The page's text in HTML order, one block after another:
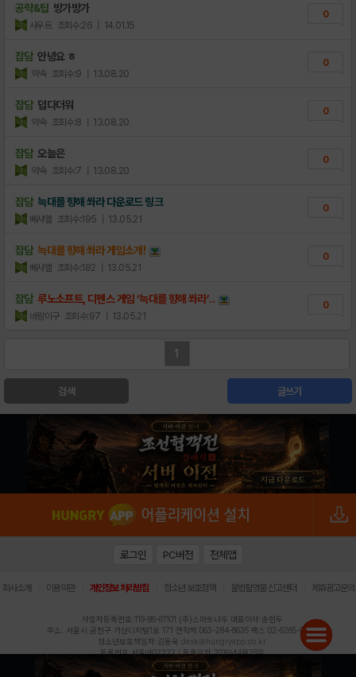
공략&팁 방가방가
사우트 조회수:26 | 14.01.15
0
잡담 안녕요 ㅎ
약속 조회수:9 | 13.08.20
0
잡담 덥다더워
약속 조회수:8 | 13.08.20
0
잡담 오늘은
약속 조회수:7 | 13.08.20
0
잡담 늑대를 향해 쏴라 다운로드 링크
베샤엘 조회수:195 | 13.05.21
0
잡담 늑대를 향해 쏴라 게임소개!
베샤엘 조회수:182 | 13.05.21
0
잡담 루노소프트, 디펜스 게임 ‘늑대를 향해 쏴라’..
바람이구 조회수:97 | 13.05.21
0
1
검색 글쓰기
로그인 PC버전 전체앱
회사소개 이용약관 개인정보 처리방침 청소년 보호정책 불법촬영물 신고센터 제휴광고문의
사업자등록번호:119-86-61101 (주)스마트나우 대표이사:송현두
주소: 서울시 금천구 가산디지털1로 171 연락처:063-284-8635 팩스:02-6265-0377
청소년보호책임자:김동욱 desk@hungryapp.co.kr
등록번호:서울아02322 | 등록일자:2016년4월25일
발행인:(주)스마트나우 송현두 | 편집인:김동욱